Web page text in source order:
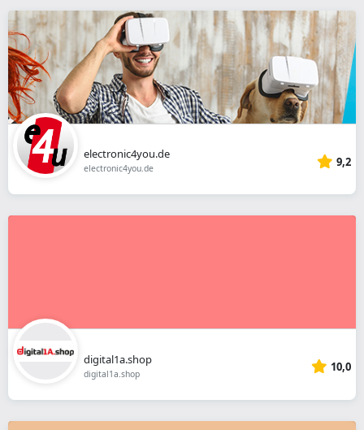
electronic4you.de
electronic4you.de 9,2
digital1a.shop
digital1a.shop 10,0